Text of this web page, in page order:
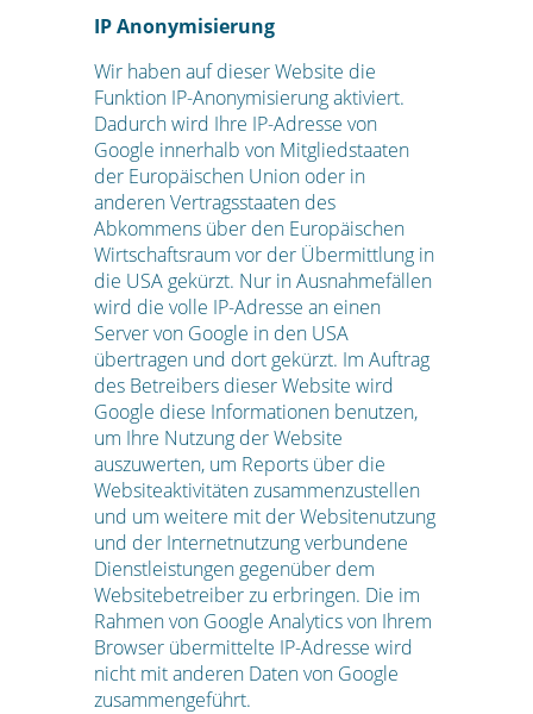
IP Anonymisierung
Wir haben auf dieser Website die
Funktion IP-Anonymisierung aktiviert.
Dadurch wird Ihre IP-Adresse von
Google innerhalb von Mitgliedstaaten
der Europäischen Union oder in
anderen Vertragsstaaten des
Abkommens über den Europäischen
Wirtschaftsraum vor der Übermittlung in
die USA gekürzt. Nur in Ausnahmefällen
wird die volle IP-Adresse an einen
Server von Google in den USA
übertragen und dort gekürzt. Im Auftrag
des Betreibers dieser Website wird
Google diese Informationen benutzen,
um Ihre Nutzung der Website
auszuwerten, um Reports über die
Websiteaktivitäten zusammenzustellen
und um weitere mit der Websitenutzung
und der Internetnutzung verbundene
Dienstleistungen gegenüber dem
Websitebetreiber zu erbringen. Die im
Rahmen von Google Analytics von Ihrem
Browser übermittelte IP-Adresse wird
nicht mit anderen Daten von Google
zusammengeführt.